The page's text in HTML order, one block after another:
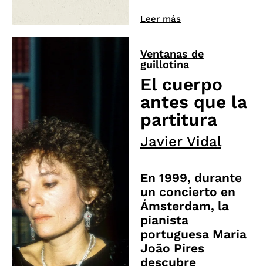
Leer más
Ventanas de
guillotina
El cuerpo
antes que la
partitura
Javier Vidal
En 1999, durante
un concierto en
Ámsterdam, la
pianista
portuguesa Maria
João Pires
descubre